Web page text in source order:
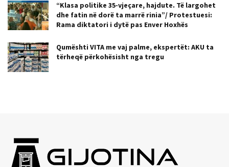
“Klasa politike 35-vjeçare, hajdute. Të largohet
dhe fatin në dorë ta marrë rinia”/ Protestuesi:
Rama diktatori i dytë pas Enver Hoxhës
Qumështi VITA me vaj palme, ekspertët: AKU ta
tërheqë përkohësisht nga tregu